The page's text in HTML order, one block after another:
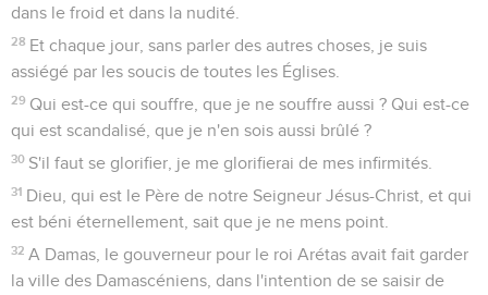
dans le froid et dans la nudité.
28 Et chaque jour, sans parler des autres choses, je suis
assiégé par les soucis de toutes les Églises.
29 Qui est-ce qui souffre, que je ne souffre aussi ? Qui est-ce
qui est scandalisé, que je n'en sois aussi brûlé ?
30 S'il faut se glorifier, je me glorifierai de mes infirmités.
31 Dieu, qui est le Père de notre Seigneur Jésus-Christ, et qui
est béni éternellement, sait que je ne mens point.
32 A Damas, le gouverneur pour le roi Arétas avait fait garder
la ville des Damascéniens, dans l'intention de se saisir de